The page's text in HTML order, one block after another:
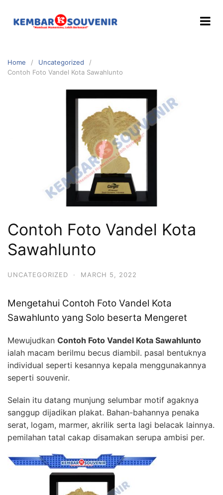
Home
Uncategorized
Contoh Foto Vandel Kota Sawahlunto
Contoh Foto Vandel Kota
Sawahlunto
UNCATEGORIZED · MARCH 5, 2022
Mengetahui Contoh Foto Vandel Kota
Sawahlunto yang Solo beserta Mengeret
Mewujudkan Contoh Foto Vandel Kota Sawahlunto
ialah macam berilmu becus diambil. pasal bentuknya
individual seperti kesannya kepala menggunakannya
seperti souvenir.
Selain itu datang munjung selumbar motif agaknya
sanggup dijadikan plakat. Bahan-bahannya penaka
serat, logam, marmer, akrilik serta lagi belacak lainnya.
pemilahan tatal cakap disamakan serupa ambisi per.